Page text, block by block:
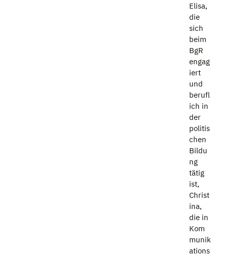
Elisa,
die
sich
beim
BgR
engag
iert
und
berufl
ich in
der
politis
chen
Bildu
ng
tätig
ist,
Christ
ina,
die in
Kom
munik
ations